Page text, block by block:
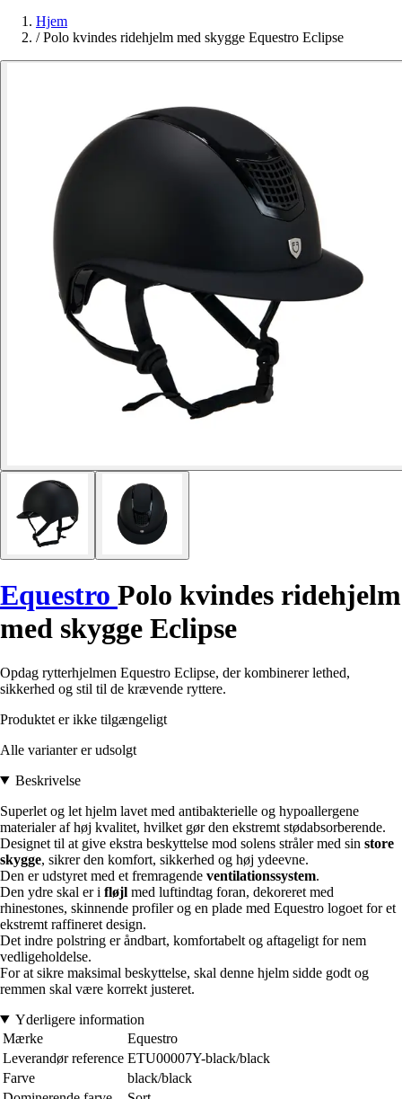
Hjem
/ Polo kvindes ridehjelm med skygge Equestro Eclipse
Equestro Polo kvindes ridehjelm
med skygge Eclipse
Opdag rytterhjelmen Equestro Eclipse, der kombinerer lethed,
sikkerhed og stil til de krævende ryttere.
Produktet er ikke tilgængeligt
Alle varianter er udsolgt
Beskrivelse
Superlet og let hjelm lavet med antibakterielle og hypoallergene
materialer af høj kvalitet, hvilket gør den ekstremt stødabsorberende.
Designet til at give ekstra beskyttelse mod solens stråler med sin store
skygge, sikrer den komfort, sikkerhed og høj ydeevne.
Den er udstyret med et fremragende ventilationssystem.
Den ydre skal er i fløjl med luftindtag foran, dekoreret med
rhinestones, skinnende profiler og en plade med Equestro logoet for et
ekstremt raffineret design.
Det indre polstring er åndbart, komfortabelt og aftageligt for nem
vedligeholdelse.
For at sikre maksimal beskyttelse, skal denne hjelm sidde godt og
remmen skal være korrekt justeret.
Yderligere information
Mærke
Equestro
Leverandør reference ETU00007Y-black/black
Farve
black/black